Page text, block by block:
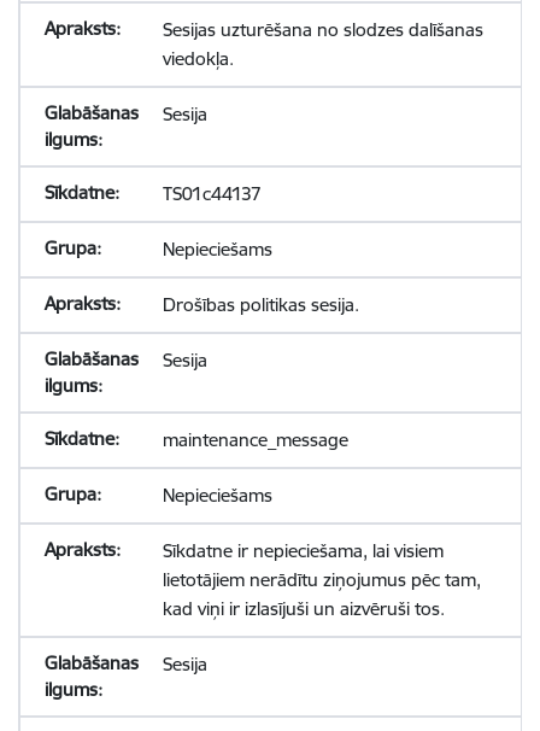
Sesijas uzturēšana no slodzes dalīšanas
viedokļa.
Sesija
TS01c44137
Nepieciešams
Drošības politikas sesija.
Sesija
maintenance_message
Nepieciešams
Sīkdatne ir nepieciešama, lai visiem
lietotājiem nerādītu ziņojumus pēc tam,
kad viņi ir izlasījuši un aizvēruši tos.
Sesija